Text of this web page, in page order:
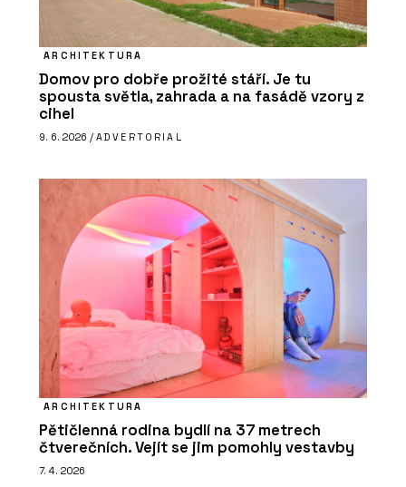
ARCHITEKTURA
Domov pro dobře prožité stáří. Je tu
spousta světla, zahrada a na fasádě vzory z
cihel
9. 6. 2026 / ADVERTORIAL
ARCHITEKTURA
Pětičlenná rodina bydlí na 37 metrech
čtverečních. Vejít se jim pomohly vestavby
7. 4. 2026